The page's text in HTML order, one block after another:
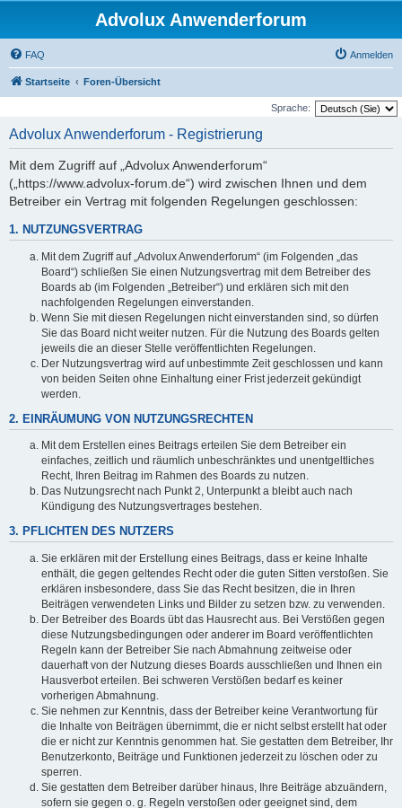
Advolux Anwenderforum
FAQ Anmelden
Startseite Foren-Übersicht
Sprache:
Advolux Anwenderforum - Registrierung
Mit dem Zugriff auf „Advolux Anwenderforum“
(„https://www.advolux-forum.de“) wird zwischen Ihnen und dem
Betreiber ein Vertrag mit folgenden Regelungen geschlossen:
1. NUTZUNGSVERTRAG
Mit dem Zugriff auf „Advolux Anwenderforum“ (im Folgenden „das
Board“) schließen Sie einen Nutzungsvertrag mit dem Betreiber des
Boards ab (im Folgenden „Betreiber“) und erklären sich mit den
nachfolgenden Regelungen einverstanden.
Wenn Sie mit diesen Regelungen nicht einverstanden sind, so dürfen
Sie das Board nicht weiter nutzen. Für die Nutzung des Boards gelten
jeweils die an dieser Stelle veröffentlichten Regelungen.
Der Nutzungsvertrag wird auf unbestimmte Zeit geschlossen und kann
von beiden Seiten ohne Einhaltung einer Frist jederzeit gekündigt
werden.
2. EINRÄUMUNG VON NUTZUNGSRECHTEN
Mit dem Erstellen eines Beitrags erteilen Sie dem Betreiber ein
einfaches, zeitlich und räumlich unbeschränktes und unentgeltliches
Recht, Ihren Beitrag im Rahmen des Boards zu nutzen.
Das Nutzungsrecht nach Punkt 2, Unterpunkt a bleibt auch nach
Kündigung des Nutzungsvertrages bestehen.
3. PFLICHTEN DES NUTZERS
Sie erklären mit der Erstellung eines Beitrags, dass er keine Inhalte
enthält, die gegen geltendes Recht oder die guten Sitten verstoßen. Sie
erklären insbesondere, dass Sie das Recht besitzen, die in Ihren
Beiträgen verwendeten Links und Bilder zu setzen bzw. zu verwenden.
Der Betreiber des Boards übt das Hausrecht aus. Bei Verstößen gegen
diese Nutzungsbedingungen oder anderer im Board veröffentlichten
Regeln kann der Betreiber Sie nach Abmahnung zeitweise oder
dauerhaft von der Nutzung dieses Boards ausschließen und Ihnen ein
Hausverbot erteilen. Bei schweren Verstößen bedarf es keiner
vorherigen Abmahnung.
Sie nehmen zur Kenntnis, dass der Betreiber keine Verantwortung für
die Inhalte von Beiträgen übernimmt, die er nicht selbst erstellt hat oder
die er nicht zur Kenntnis genommen hat. Sie gestatten dem Betreiber, Ihr
Benutzerkonto, Beiträge und Funktionen jederzeit zu löschen oder zu
sperren.
Sie gestatten dem Betreiber darüber hinaus, Ihre Beiträge abzuändern,
sofern sie gegen o. g. Regeln verstoßen oder geeignet sind, dem